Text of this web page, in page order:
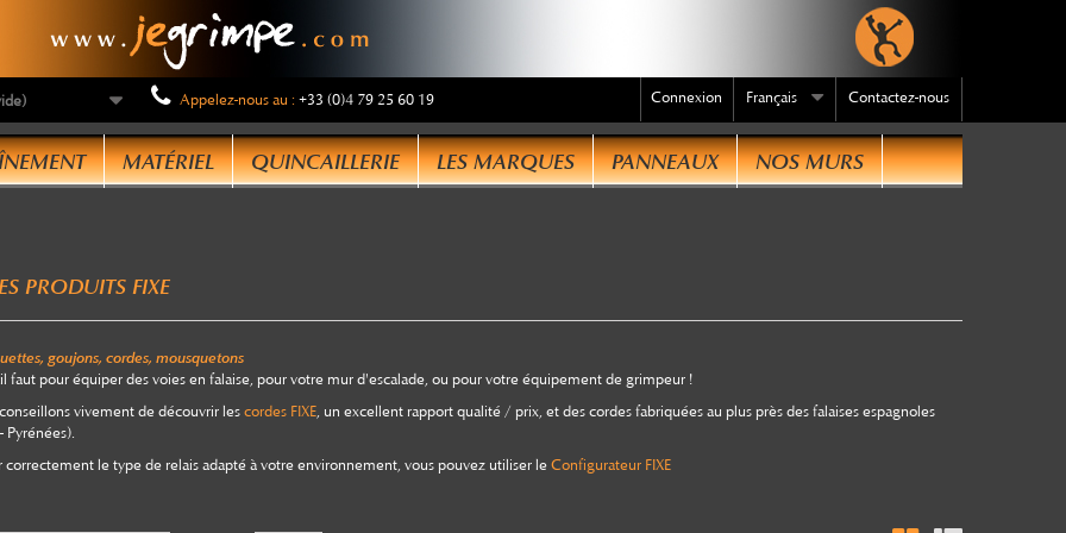
utilisons des cookies
pour analyser le trafic de notre site et pour comprendre
de nos visiteurs.
Je refuse Changer mes préférences
Contactez-nous
Appelez-nous au : +33 (0)4 79 25 60 19 Français
Connexion
MATÉRIEL QUINCAILLERIE LES MARQUES PANNEAUX NOS MURS
PRODUITS FIXE
goujons, cordes, mousquetons
faut pour équiper des voies en falaise, pour votre mur d'escalade, ou pour votre équipement de grimpeur !
vivement de découvrir lescordes FIXE, un excellent rapport qualité / prix, et des cordes fabriquées au plus près des falaises espagnoles
Pyrénées).
correctement le type de relais adapté à votre environnement, vous pouvez utiliser leConfigurateur FIXE